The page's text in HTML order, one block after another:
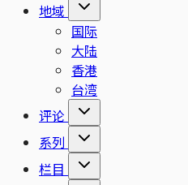
地域
国际
大陆
香港
台湾
评论
系列
栏目